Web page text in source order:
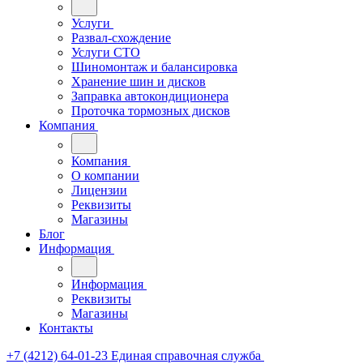
Услуги
Развал-схождение
Услуги СТО
Шиномонтаж и балансировка
Хранение шин и дисков
Заправка автокондиционера
Проточка тормозных дисков
Компания
Компания
О компании
Лицензии
Реквизиты
Магазины
Блог
Информация
Информация
Реквизиты
Магазины
Контакты
+7 (4212) 64-01-23 Единая справочная служба